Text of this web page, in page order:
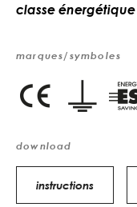
classe énergétique
marques/symboles
download
instructions